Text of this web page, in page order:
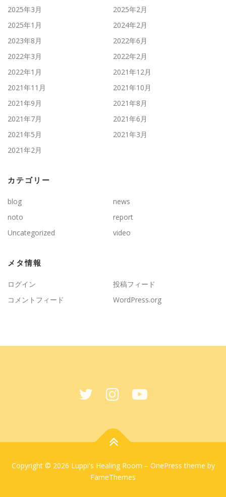
2025年3月
2025年2月
2025年1月
2024年2月
2023年8月
2022年6月
2022年3月
2022年2月
2022年1月
2021年12月
2021年11月
2021年10月
2021年9月
2021年8月
2021年7月
2021年6月
2021年5月
2021年3月
2021年2月
カテゴリー
blog
news
noto
report
Uncategorized
video
メタ情報
ログイン
投稿フィード
コメントフィード
WordPress.org
Copyright © 2026 Luppi's Healing Room – OnePress theme by
FameThemes